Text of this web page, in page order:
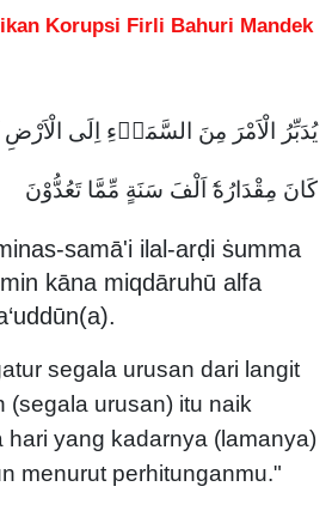
Korupsi Firli Bahuri Mandek
يُدَبِّرُ الْاَمْرَ مِنَ السَّمَاۤءِ اِلَى الْاَرْضِ
كَانَ مِقْدَارُهٗٓ اَلْفَ سَنَةٍ مِّمَّا تَعُدُّوْنَ
samā'i ilal-arḍi ṡumma
kāna miqdāruhū alfa
segala urusan dari langit
(segala urusan) itu naik
hari yang kadarnya (lamanya)
menurut perhitunganmu."